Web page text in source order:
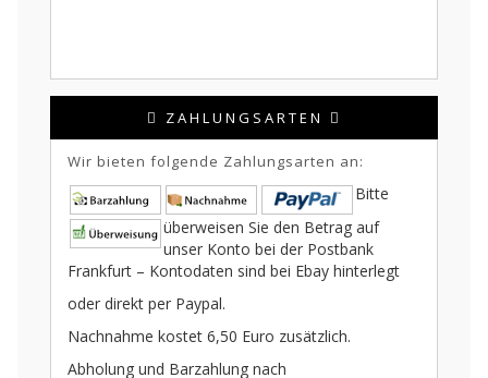
ZAHLUNGSARTEN
Wir bieten folgende Zahlungsarten an:
Bitte
überweisen Sie den Betrag auf
unser Konto bei der Postbank
Frankfurt – Kontodaten sind bei Ebay hinterlegt
oder direkt per Paypal.
Nachnahme kostet 6,50 Euro zusätzlich.
Abholung und Barzahlung nach